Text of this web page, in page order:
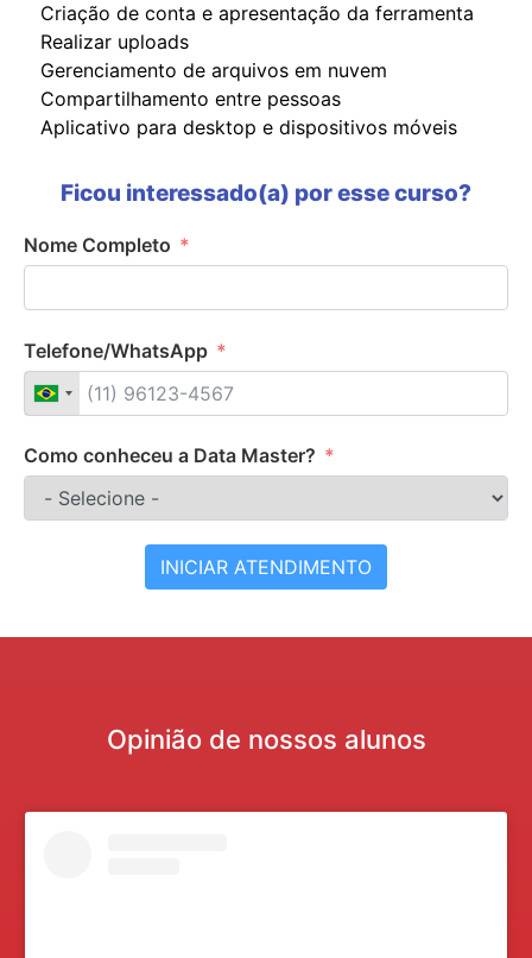
Criação de conta e apresentação da ferramenta
Realizar uploads
Gerenciamento de arquivos em nuvem
Compartilhamento entre pessoas
Aplicativo para desktop e dispositivos móveis
Ficou interessado(a) por esse curso?
Nome Completo
Telefone/WhatsApp
Como conheceu a Data Master?
INICIAR ATENDIMENTO
Opinião de nossos alunos